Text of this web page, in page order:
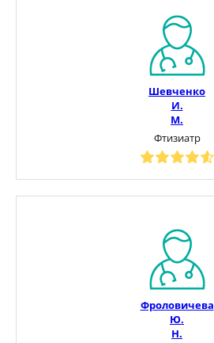
Шевченко
И.
М.
Фтизиатр
Фроловичева
Ю.
Н.